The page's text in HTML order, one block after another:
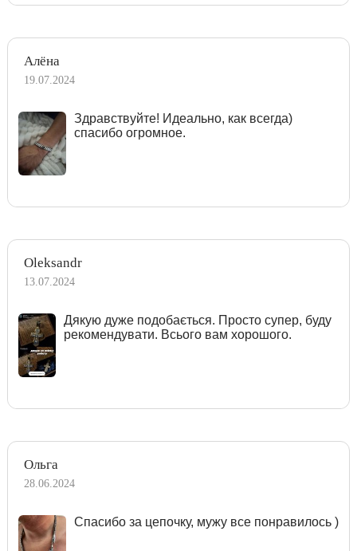
Алёна
19.07.2024
Здравствуйте! Идеально, как всегда)
спасибо огромное.
Oleksandr
13.07.2024
Дякую дуже подобається. Просто супер, буду
рекомендувати. Всього вам хорошого.
Ольга
28.06.2024
Спасибо за цепочку, мужу все понравилось )